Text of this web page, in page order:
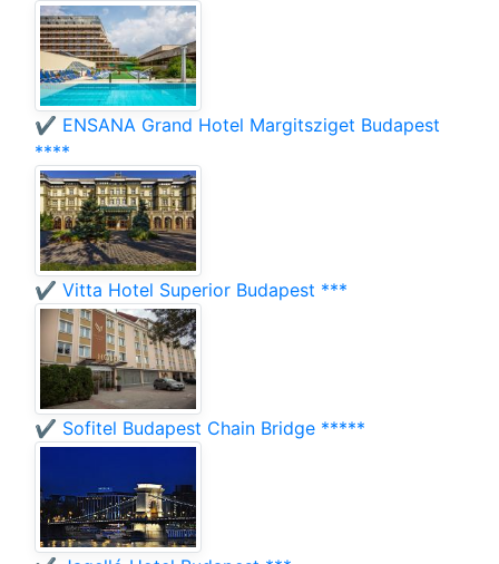
✔️ ENSANA Grand Hotel Margitsziget Budapest
****
✔️ Vitta Hotel Superior Budapest ***
✔️ Sofitel Budapest Chain Bridge *****